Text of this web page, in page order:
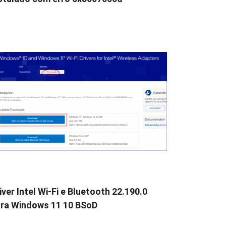
Intel Wi-Fi e Bluetooth 22.190.0
Windows 11 10 BSoD